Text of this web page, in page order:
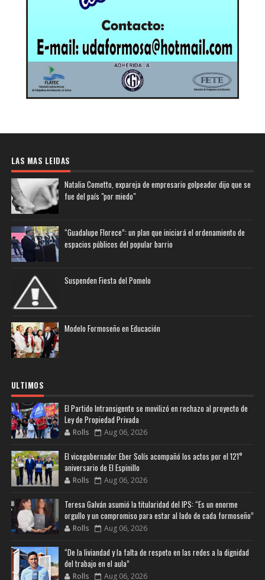
LAS MAS LEIDAS
Natalia Cometto, expareja de empresario golpeador dijo que se
fue del país "por miedo"
“Guadalupe Florece”: un plan que iniciará el ordenamiento de
espacios públicos del popular barrio
Suspenden Fiesta del Pomelo
Modelo Formoseño en Educación
ULTIMOS
El Partido Intransigente se movilizó en rechazo al proyecto de
Ley de Propiedad Privada
Rolls Aug 06, 2026
El vicegobernador Eber Solís acompañó los actos por el 121°
aniversario de El Espinillo
Rolls Aug 06, 2026
Teresa Galván asumió la titularidad del IPS: “Es un enorme
orgullo y un compromiso para estar al lado de cada formoseño”
Rolls Aug 06, 2026
“De la liviandad y la falta de respeto en las redes a la dignidad
del trabajo en el aula”
Rolls Aug 06, 2026